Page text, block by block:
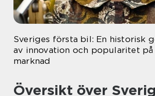
Sveriges första bil: En historisk
av innovation och popularitet på
marknad
Översikt över